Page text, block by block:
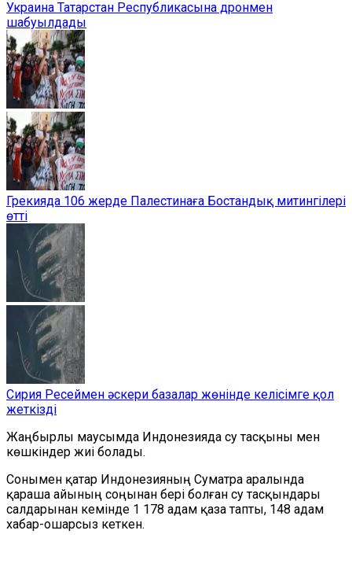
Украина Татарстан Республикасына дронмен
шабуылдады
Грекияда 106 жерде Палестинаға Бостандық митингілері
өтті
Сирия Ресеймен әскери базалар жөнінде келісімге қол
жеткізді
Жаңбырлы маусымда Индонезияда су тасқыны мен
көшкіндер жиі болады.
Сонымен қатар Индонезияның Суматра аралында
қараша айының соңынан бері болған су тасқындары
салдарынан кемінде 1 178 адам қаза тапты, 148 адам
хабар-ошарсыз кеткен.